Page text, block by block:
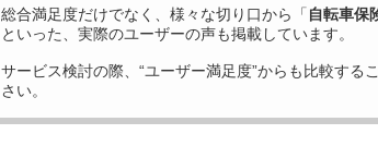
総合満足度だけでなく、様々な切り口から「 自転車保
といった、実際のユーザーの声も掲載しています。
サービス検討の際、“ユーザー満足度”からも比較する
さい。